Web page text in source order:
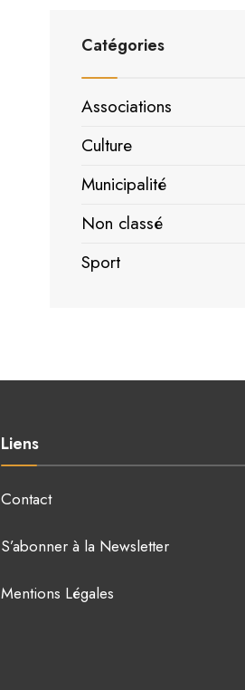
Catégories
Associations
Culture
Municipalité
Non classé
Sport
Liens
Contact
S’abonner à la Newsletter
Mentions Légales